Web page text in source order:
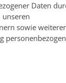
Daten
sowie